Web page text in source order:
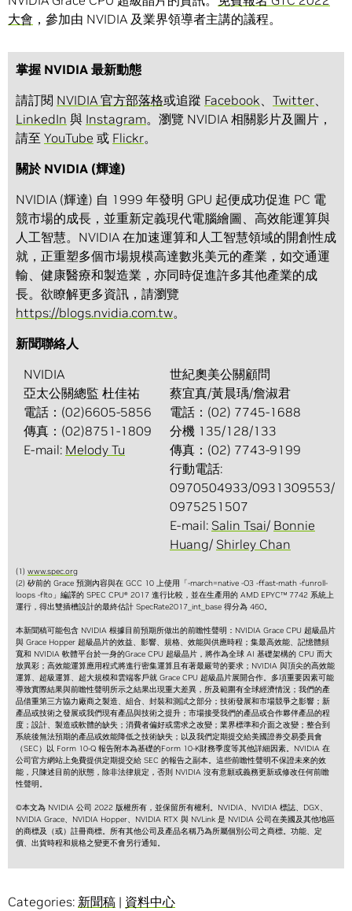
大會 ，參加由 NVIDIA 及業界領導者主講的議程。
掌握 NVIDIA 最新動態
請訂閱 NVIDIA 官方部落格或追蹤 Facebook、 Twitter、
LinkedIn 與 Instagram。瀏覽 NVIDIA 相關影片及圖片，
請至 YouTube 或 Flickr。
關於 NVIDIA (輝達)
NVIDIA (輝達) 自 1999 年發明 GPU 起便成功促進 PC 電
競市場的成長，並重新定義現代電腦繪圖、高效能運算與
人工智慧。NVIDIA 在加速運算和人工智慧領域的開創性成
就，正重塑多個市場規模高達數兆美元的產業，如交通運
輸、健康醫療和製造業，亦同時促進許多其他產業的成
長。欲瞭解更多資訊，請瀏覽
https://blogs.nvidia.com.tw。
新聞聯絡人
NVIDIA
亞太公關總監 杜佳祐
電話：(02)6605-5856
傳真：(02)8751-1809
E-mail: Melody Tu
世紀奧美公關顧問
蔡宜真/黃晨瑀/詹淑君
電話：(02) 7745-1688
分機 135/128/133
傳真：(02) 7743-9199
行動電話:
0970504933/0931309553/
0975251507
E-mail: Salin Tsai/ Bonnie
Huang/ Shirley Chan
(1) www.spec.org
(2) 矽前的 Grace 預測內容與在 GCC 10 上使用「-march=native -O3 -ffast-math -funroll-
loops -flto」編譯的 SPEC CPU® 2017 進行比較，並在生產用的 AMD EPYC™ 7742 系統上
運行，得出雙插槽設計的最終估計 SpecRate2017_int_base 得分為 460。
本新聞稿可能包含 NVIDIA 根據目前預期所做出的前瞻性聲明：NVIDIA Grace CPU 超級晶片
與 Grace Hopper 超級晶片的效益、影響、規格、效能與供應時程；集最高效能、記憶體頻
寬和 NVIDIA 軟體平台於一身的Grace CPU 超級晶片，將作為全球 AI 基礎架構的 CPU 而大
放異彩；高效能運算應用程式將進行密集運算且有著最嚴苛的要求；NVIDIA 與頂尖的高效能
運算、超級運算、超大規模和雲端客戶就 Grace CPU 超級晶片展開合作。多項重要因素可能
導致實際結果與前瞻性聲明所示之結果出現重大差異，所及範圍有全球經濟情況；我們的產
品借重第三方協力廠商之製造、組合、封裝和測試之部分；技術發展和市場競爭之影響；新
產品或技術之發展或我們現有產品與技術之提升；市場接受我們的產品或合作夥伴產品的程
度；設計、製造或軟體的缺失；消費者偏好或需求之改變；業界標準和介面之改變；整合到
系統後無法預期的產品或效能降低之技術缺失；以及我們定期提交給美國證券交易委員會
（SEC）以 Form 10-Q 報告附本為基礎的Form 10-K財務季度等其他詳細因素。NVIDIA 在
公司官方網站上免費提供定期提交給 SEC 的報告之副本。這些前瞻性聲明不保證未來的效
能，只陳述目前的狀態，除非法律規定，否則 NVIDIA 沒有意願或義務更新或修改任何前瞻
性聲明。
©本文為 NVIDIA 公司 2022 版權所有，並保留所有權利。NVIDIA、NVIDIA 標誌、DGX、
NVIDIA Grace、NVIDIA Hopper、NVIDIA RTX 與 NVLink 是 NVIDIA 公司在美國及其他地區
的商標及（或）註冊商標。所有其他公司及產品名稱乃為所屬個別公司之商標。功能、定
價、出貨時程和規格之變更不會另行通知。
Categories: 新聞稿 | 資料中心